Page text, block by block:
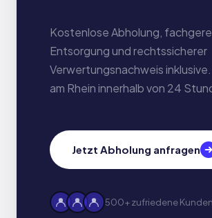
Kostenlose Abholung,
Entsorgung und rechtssicherer
Verwertungsnachweis inklusive.
am Rhein innerhalb von 24
Jetzt Abholung anfragen
500+ zufriedene